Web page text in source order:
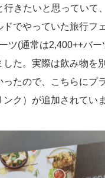
行きたいと思っていて
ドでやっていた旅行フ
ツ(通常は2,400++バー
した。実際は飲み物を
ったので、こちらにプ
ク）が追加されていま